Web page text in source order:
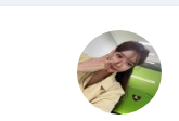
3도어 해치백과 5도어